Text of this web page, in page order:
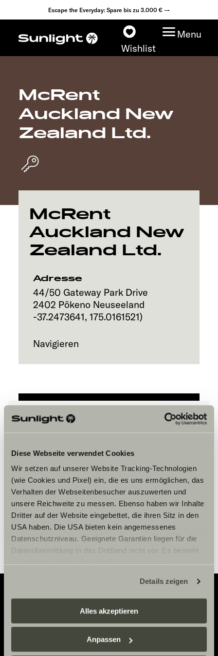
Diese Webseite verwendet Cookies
Wir setzen auf unserer Website Tracking-Technologien
(wie Cookies und Pixel) ein, die es uns ermöglichen, das
Verhalten der Webseitenbesucher auszuwerten und
unsere Reichweite zu messen. Ebenso haben wir Inhalte
Dritter auf der Website eingebettet, die ihren Sitz in den
USA haben. Die USA bieten kein angemessenes
Datenschutzniveau. Geeignete Garantien liegen für die
Datenübermittlung in das Drittland nicht vor. Es besteht
zustehen. Eingesetzte Dienstleister können Daten für
eigene Zwecke verarbeiten und mit anderen Daten
zusammenführen. Weitere Informationen finden Sie hier:
Datenschutzerklärung
einzelne Cookies/Dienste in den Einstellungen aus,
Details zeigen
Alles akzeptieren
Anpassen
Escape the Everyday: Spare bis zu 3.000 € →
Wishlist
Menu
Modelle
Konfigurator
Fahrzeugfinder
Händlersuche
Explore
Service
McRent
Auckland New
Zealand Ltd.
McRent
Auckland New
Zealand Ltd.
Adresse
44/50 Gateway Park Drive
2402 Pōkeno Neuseeland
-37.2473641, 175.0161521)
Navigieren
Bitte akzeptiere die Marketing-
Cookies, um die Inhalte zu sehen.
Cookie-Einstellungen
Adventure